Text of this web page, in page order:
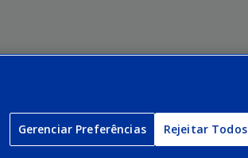
Gerenciar Preferências Rejeitar Todos